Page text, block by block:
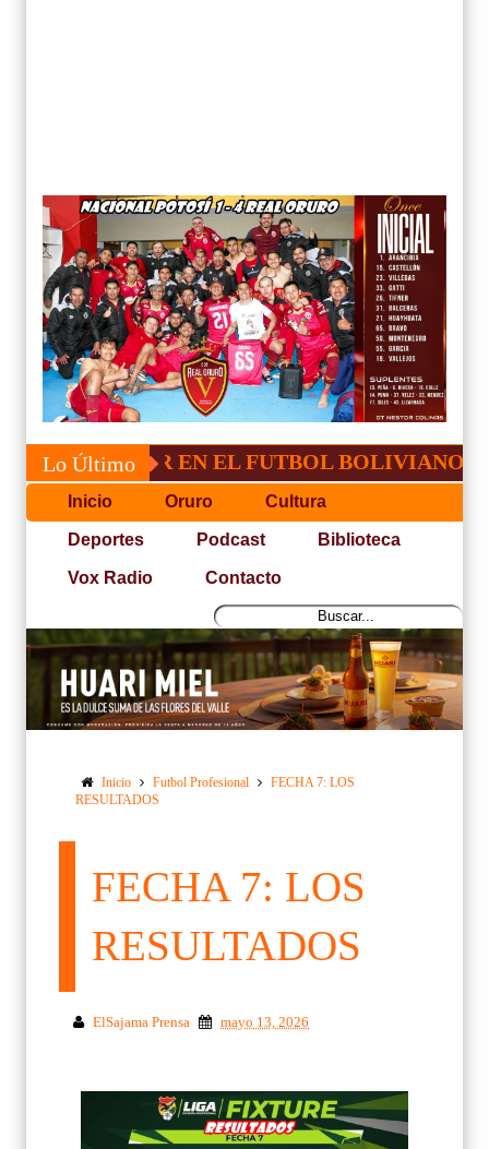
Lo Último
LIDER EN EL FUTBOL BOLIVIANO
Inicio Oruro Cultura
Deportes Podcast Biblioteca
Vox Radio Contacto
Inicio Futbol Profesional
FECHA 7: LOS
RESULTADOS
FECHA 7: LOS
RESULTADOS
ElSajama Prensa mayo 13, 2026